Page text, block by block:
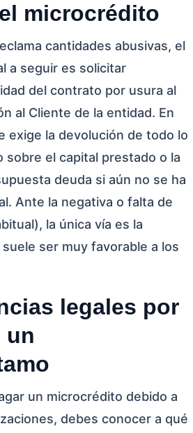
microcrédito
cantidades abusivas, el
a seguir es solicitar
del contrato por usura al
al Cliente de la entidad. En
exige la devolución de todo lo
sobre el capital prestado o la
deuda si aún no se ha
Ante la negativa o falta de
la única vía es la
ser muy favorable a los
legales por
un
un microcrédito debido a
debes conocer a qué